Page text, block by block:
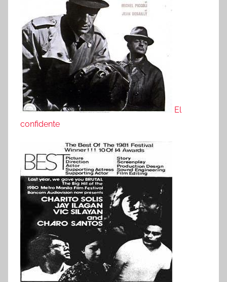
El
confidente